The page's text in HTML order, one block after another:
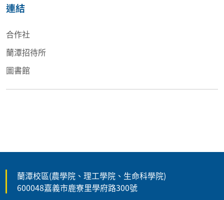
連結
合作社
蘭潭招待所
圖書館
蘭潭校區(農學院、理工學院、生命科學院)
600048嘉義市鹿寮里學府路300號